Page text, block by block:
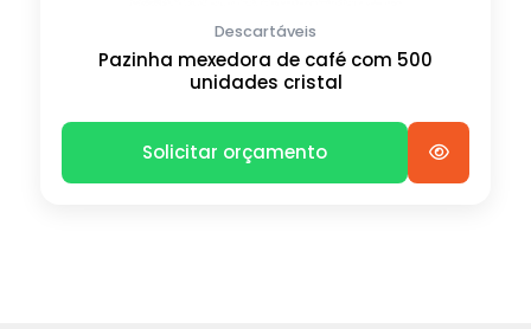
Descartáveis
Pazinha mexedora de café com 500
unidades cristal
Solicitar orçamento